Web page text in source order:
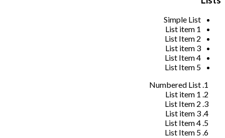
Simple List
List item 1
List Item 2
List item 3
List Item 4
List Item 5
Numbered List
List item 1
List Item 2
List item 3
List Item 4
List Item 5